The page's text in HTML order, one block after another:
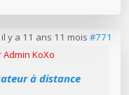
il y a 11 ans 11 mois #771
Admin KoXo
à distance